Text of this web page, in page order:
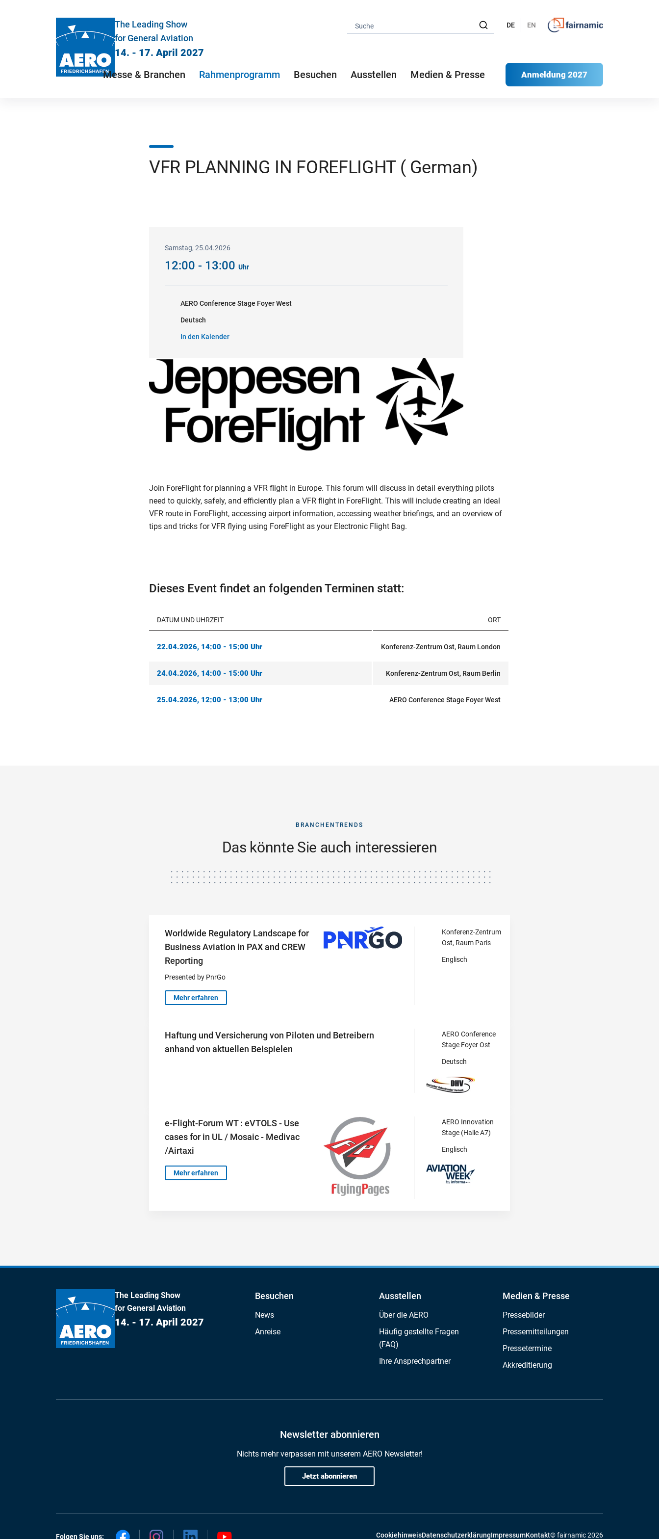
The Leading Show
for General Aviation
14. - 17. April 2027
DE EN
Messe & Branchen Rahmenprogramm Besuchen Ausstellen Medien & Presse Anmeldung 2027
VFR PLANNING IN FOREFLIGHT ( German)
Samstag, 25.04.2026
12:00 - 13:00 Uhr
AERO Conference Stage Foyer West
Deutsch
In den Kalender
Join ForeFlight for planning a VFR flight in Europe. This forum will discuss in detail everything pilots
need to quickly, safely, and efficiently plan a VFR flight in ForeFlight. This will include creating an ideal
VFR route in ForeFlight, accessing airport information, accessing weather briefings, and an overview of
tips and tricks for VFR flying using ForeFlight as your Electronic Flight Bag.
Dieses Event findet an folgenden Terminen statt:
DATUM UND UHRZEIT ORT
22.04.2026, 14:00 - 15:00 Uhr Konferenz-Zentrum Ost, Raum London
24.04.2026, 14:00 - 15:00 Uhr Konferenz-Zentrum Ost, Raum Berlin
25.04.2026, 12:00 - 13:00 Uhr AERO Conference Stage Foyer West
BRANCHENTRENDS
Das könnte Sie auch interessieren
Worldwide Regulatory Landscape for
Business Aviation in PAX and CREW
Reporting
Presented by PnrGo
Mehr erfahren
Konferenz-Zentrum
Ost, Raum Paris
Englisch
Haftung und Versicherung von Piloten und Betreibern
anhand von aktuellen Beispielen
AERO Conference
Stage Foyer Ost
Deutsch
e-Flight-Forum WT : eVTOLS - Use
cases for in UL / Mosaic - Medivac
/Airtaxi
Mehr erfahren
AERO Innovation
Stage (Halle A7)
Englisch
The Leading Show
for General Aviation
14. - 17. April 2027
Besuchen
News
Anreise
Ausstellen
Über die AERO
Häufig gestellte Fragen
(FAQ)
Ihre Ansprechpartner
Medien & Presse
Pressebilder
Pressemitteilungen
Pressetermine
Akkreditierung
Newsletter abonnieren
Nichts mehr verpassen mit unserem AERO Newsletter!
Jetzt abonnieren
Folgen Sie uns: CookiehinweisDatenschutzerklärungImpressumKontakt© fairnamic 2026